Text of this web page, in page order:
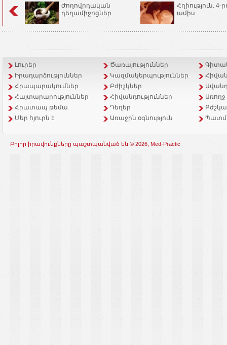
Ժողովրդական
դեղամիջոցներ
Հղիություն. 4-
ամիս
Լուրեր Ծառայություններ
Իրադարձություններ
Կազմակերպություններ
Հրապարակումներ
Բժիշկներ
Հայտարարություններ
Հիվանդություններ
Հրատապ թեմա
Դեղեր
Մեր հյուրն է
Առաջին օգնություն
Բոլոր իրավունքները պաշտպանված են © 2026, Med-Practic